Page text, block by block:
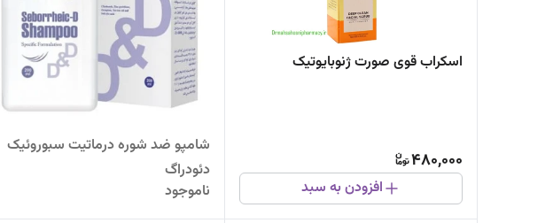
اسکراب قوی صورت ژنوبایوتیک
480,000
افزودن به سبد
شامپو ضد شوره درماتیت سبوروئیک
دئودراگ
ناموجود